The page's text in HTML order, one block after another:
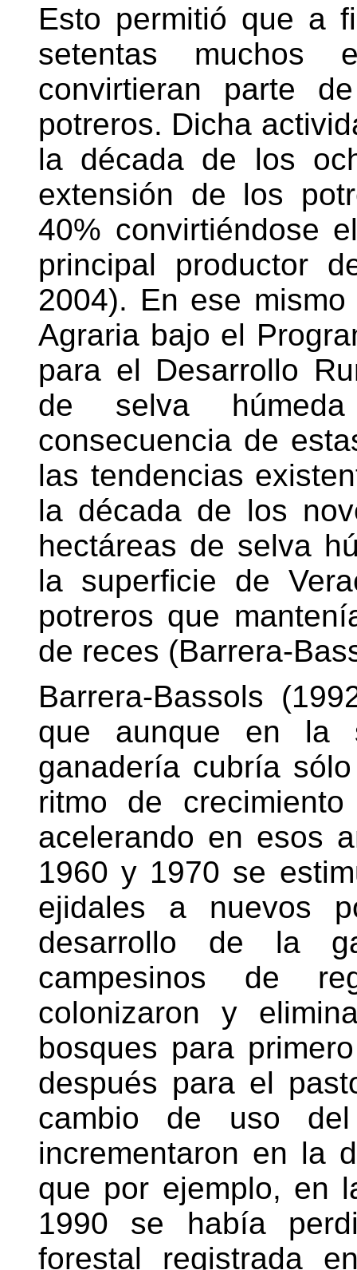
Esto permitió que a
setentas muchos
convirtieran parte
potreros. Dicha
la década de los
extensión de los
40% convirtiéndose
principal productor
2004). En ese
Agraria bajo el
para el Desarrollo
de selva
consecuencia de
las tendencias
la década de los
hectáreas de selva
la superficie de
potreros que
de reces (Barrera-
Barrera-Bassols
que aunque en la
ganadería cubría
ritmo de
acelerando en esos
1960 y 1970 se
ejidales a nuevos
desarrollo de la
campesinos de
colonizaron y
bosques para
después para el
cambio de uso
incrementaron en la
que por ejemplo, en
1990 se había
forestal registrada